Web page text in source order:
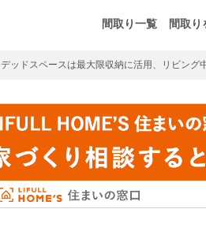
間取り一覧 間取り
デッドスペースは最大限収納に活用、リビング